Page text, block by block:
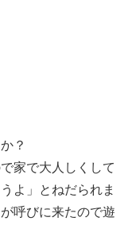
？
家で大人しくして
よ」とねだられま
呼びに来たので遊